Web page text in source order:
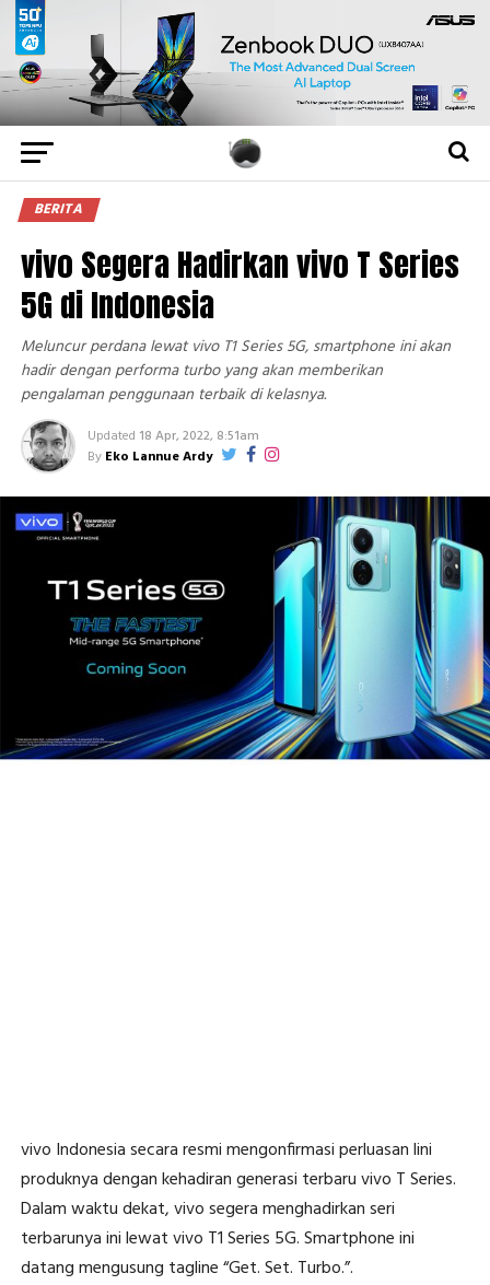
BERITA
vivo Segera Hadirkan vivo T Series
5G di Indonesia
Meluncur perdana lewat vivo T1 Series 5G, smartphone ini akan
hadir dengan performa turbo yang akan memberikan
pengalaman penggunaan terbaik di kelasnya.
Updated 18 Apr, 2022, 8:51am
By Eko Lannue Ardy
vivo Indonesia secara resmi mengonfirmasi perluasan lini
produknya dengan kehadiran generasi terbaru vivo T Series.
Dalam waktu dekat, vivo segera menghadirkan seri
terbarunya ini lewat vivo T1 Series 5G. Smartphone ini
datang mengusung tagline “Get. Set. Turbo.”.